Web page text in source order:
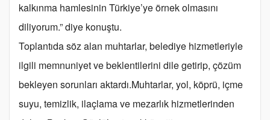
kalkınma hamlesinin Türkiye’ye örnek olmasını
diliyorum.” diye konuştu.
Toplantıda söz alan muhtarlar, belediye hizmetleriyle
ilgili memnuniyet ve beklentilerini dile getirip, çözüm
bekleyen sorunları aktardı.Muhtarlar, yol, köprü, içme
suyu, temizlik, ilaçlama ve mezarlık hizmetlerinden